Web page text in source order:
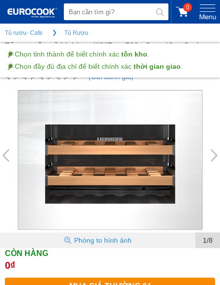
0
Tủ rượu- Cafe Tủ Rượu
Tủ rượu âm tủ Liebherr WKEgw 582 - GrandCru Series -
47L
(Gửi đánh giá)
1/8
Phóng to hình ảnh
CÒN HÀNG
0₫